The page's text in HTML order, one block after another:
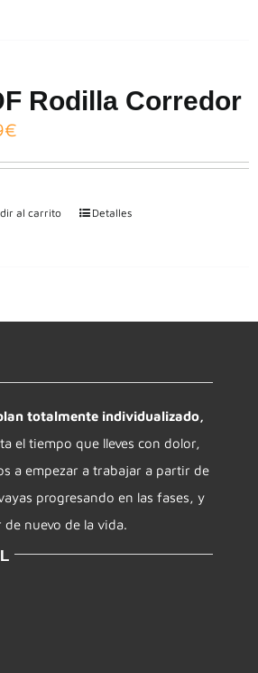
Rodilla Corredor
€
al carrito Detalles
totalmente individualizado,
el tiempo que lleves con dolor,
a empezar a trabajar a partir de
progresando en las fases, y
nuevo de la vida.